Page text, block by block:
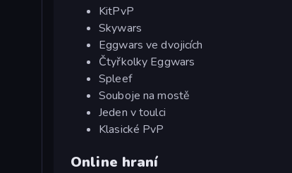
KitPvP
Skywars
Eggwars ve dvojicích
Čtyřkolky Eggwars
Spleef
Souboje na mostě
Jeden v toulci
Klasické PvP
Online hraní